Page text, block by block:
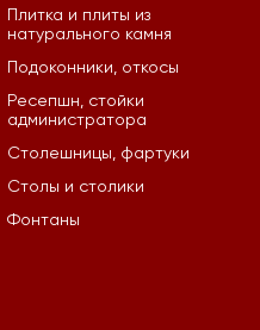
Плитка и плиты из
натурального камня
Подоконники, откосы
Ресепшн, стойки
администратора
Столешницы, фартуки
Столы и столики
Фонтаны